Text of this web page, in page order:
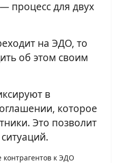
процесс для двух
на ЭДО, то
об этом своим
в
которое
Это позволит
к ЭДО